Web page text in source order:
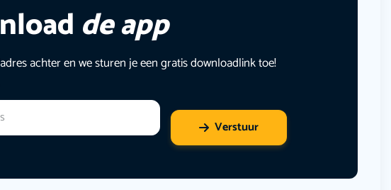
de app
achter en we sturen je een gratis downloadlink toe!
Verstuur